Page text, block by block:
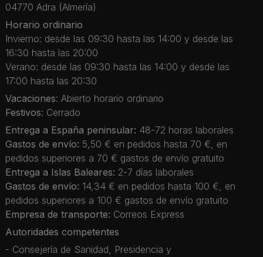
04770 Adra (Almería)
Horario ordinario
Invierno: desde las 09:30 hasta las 14:00 y desde las
16:30 hasta las 20:00
Verano: desde las 09:30 hasta las 14:00 y desde las
17:00 hasta las 20:30
Vacaciones: Abierto horario ordinario
Festivos: Cerrado
Entrega a España peninsular: 48-72 horas laborales
Gastos de envío: 5,50 € en pedidos hasta 70 €, en
pedidos superiores a 70 € gastos de envío gratuito
Entrega a Islas Baleares: 2-7 días laborales
Gastos de envío: 14,34 € en pedidos hasta 100 €, en
pedidos superiores a 100 € gastos de envío gratuito
Empresa de transporte: Correos Express
Autoridades competentes
- Consejería de Sanidad, Presidencia y